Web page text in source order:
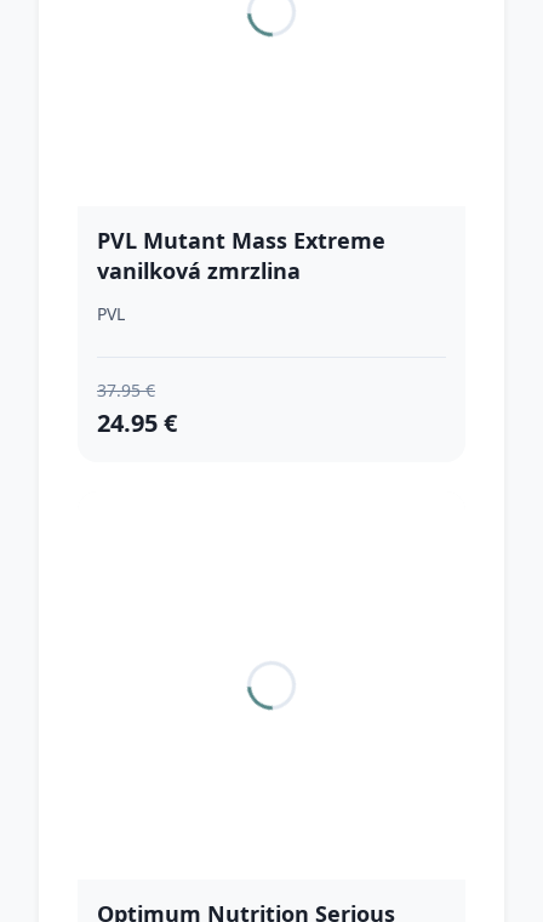
PVL Mutant Mass Extreme
vanilková zmrzlina
PVL
37.95 €
24.95 €
Optimum Nutrition Serious